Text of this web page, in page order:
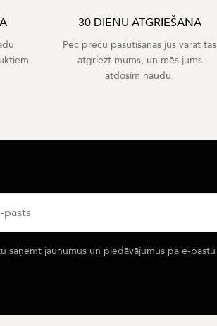
30 DIENU ATGRIEŠANA
Pēc preču pasūtīšanas jūs varat tās
atgriezt mums, un mēs jums
atdosim naudu.
saņemt jaunumus un piedāvājumus pa e-pastu